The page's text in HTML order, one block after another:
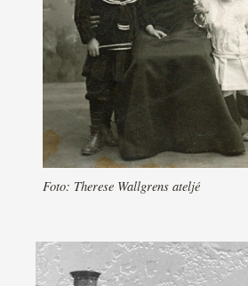
Foto: Therese Wallgrens ateljé